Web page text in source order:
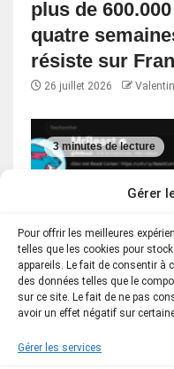
Gérer
Pour offrir les meilleures
telles que les cookies pour
appareils. Le fait de consentir à
des données telles que le
sur ce site. Le fait de ne pas
avoir un effet négatif sur
Gérer les services
plus de
quatre
résiste sur
26 juillet 2026 Valentin
3 minutes de lecture